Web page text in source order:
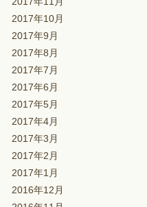
2017年10月
2017年9月
2017年8月
2017年7月
2017年6月
2017年5月
2017年4月
2017年3月
2017年2月
2017年1月
2016年12月